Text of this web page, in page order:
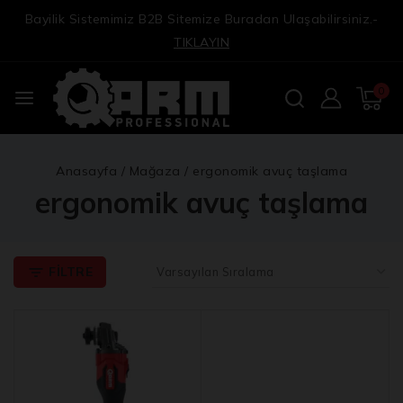
Bayilik Sistemimiz B2B Sitemize Buradan Ulaşabilirsiniz.-
TIKLAYIN
0
Anasayfa / Mağaza / ergonomik avuç taşlama
ergonomik avuç taşlama
FILTRE